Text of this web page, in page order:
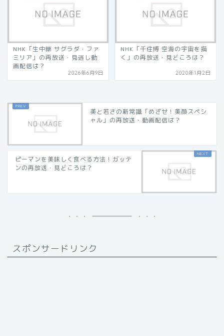
NHK「生中継 サグラダ・ファ
ミリア」の再放送・見逃し動
画配信は？
2026年6月9日
NHK「千住博 空海の宇宙を描
く」の再放送・見どころは？
2020年1月2日
美と若さの新常識「めざせ！美顔スペシ
ャル」の再放送・動画配信は？
ピーマンを美味しく食べる方法！ガッテ
ンの再放送・見どころは？
スポンサードリンク